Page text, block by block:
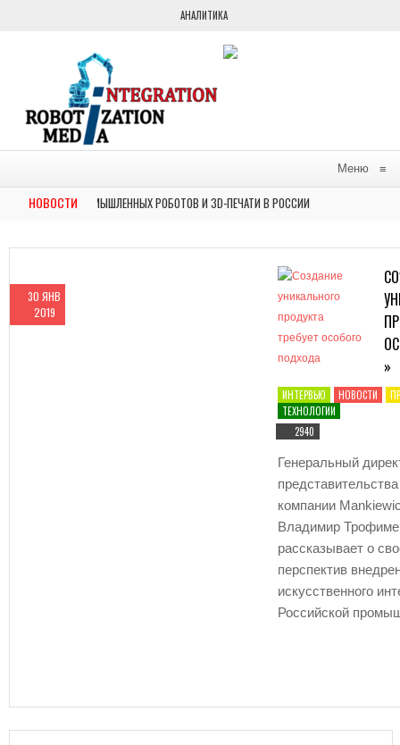
АНАЛИТИКА
Меню ≡
НОВОСТИ
РЫНКА ПРОМЫШЛЕННЫХ РОБОТОВ И 3D-ПЕЧАТИ В РОССИИ
30 ЯНВ
2019
»
ИНТЕРВЬЮ НОВОСТИ
ТЕХНОЛОГИИ
2940
Генеральный
компании
Владимир
рассказывает о
перспектив
искусственного
Российской